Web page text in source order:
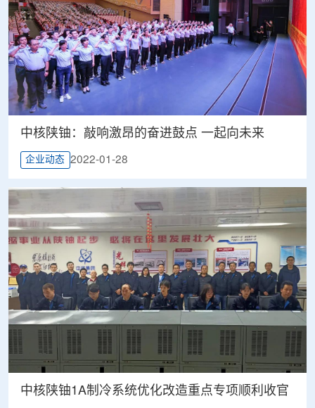
中核陕铀：敲响激昂的奋进鼓点 一起向未来
企业动态 2022-01-28
中核陕铀1A制冷系统优化改造重点专项顺利收官